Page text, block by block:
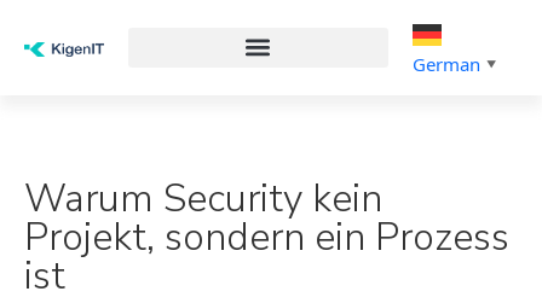
German ▼
Warum Security kein
Projekt, sondern ein Prozess
ist